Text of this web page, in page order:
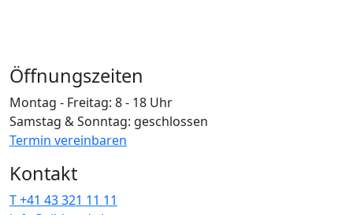
Öffnungszeiten
Montag - Freitag: 8 - 18 Uhr
Samstag & Sonntag: geschlossen
Termin vereinbaren
Kontakt
T +41 43 321 11 11